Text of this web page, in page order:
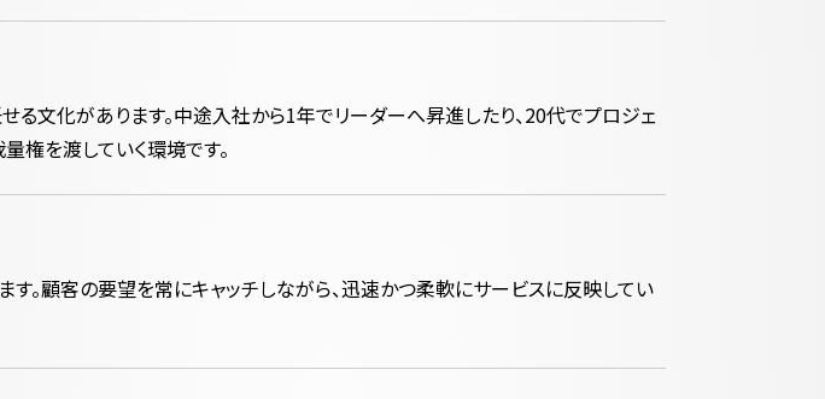
る文化があります。中途入社から1年でリーダーへ昇進したり、20代でプロジェ
権を渡していく環境です。
。顧客の要望を常にキャッチしながら、迅速かつ柔軟にサービスに反映してい